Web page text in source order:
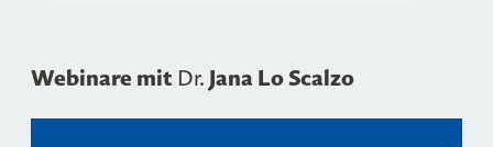
Webinare mit Dr. Jana Lo Scalzo